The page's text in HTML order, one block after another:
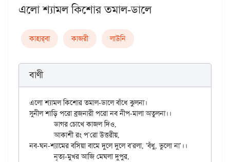
এলো শ্যামল কিশোর তমাল-ডালে
কাহার্‌বা কাজরী লাউনি
বাণী
এলো শ্যামল কিশোর তমাল-ডালে বাঁধে ঝুলনা।
সুনীল শাড়ি পরো ব্রজনারী পরো নব নীপ-মালা অতুলনা।।
	ডাগর চোখে কাজল দিও,
	আকাশী রং প'রো উত্তরীয়,
নব-ঘন-শ্যামের বসিয়া বামে দুলে দুলে ব'রলা, 'বঁধু, ভুলো না'।।
	নৃত্য-মুখর আজি মেঘলা দুপুর,